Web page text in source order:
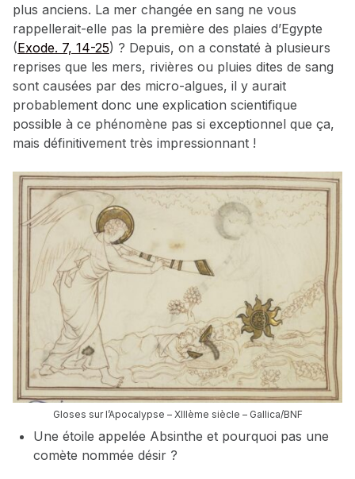
plus anciens. La mer changée en sang ne vous
rappellerait-elle pas la première des plaies d’Egypte
(Exode. 7, 14-25) ? Depuis, on a constaté à plusieurs
reprises que les mers, rivières ou pluies dites de sang
sont causées par des micro-algues, il y aurait
probablement donc une explication scientifique
possible à ce phénomène pas si exceptionnel que ça,
mais définitivement très impressionnant !
Gloses sur l’Apocalypse – XIIIème siècle – Gallica/BNF
Une étoile appelée Absinthe et pourquoi pas une
comète nommée désir ?